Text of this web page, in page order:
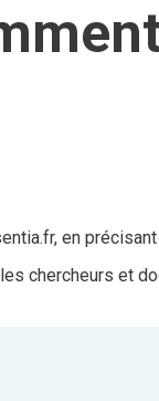
en
chercheurs et